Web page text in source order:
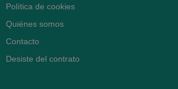
Política de cookies
Quiénes somos
Contacto
Desiste del contrato